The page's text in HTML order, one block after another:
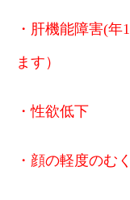
・肝機能障害(
ます）
・性欲低下
・顔の軽度のむ